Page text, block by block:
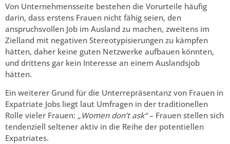
Von Unternehmensseite bestehen die Vorurteile häufig
darin, dass erstens Frauen nicht fähig seien, den
anspruchsvollen Job im Ausland zu machen, zweitens im
Zielland mit negativen Stereotypisierungen zu kämpfen
hätten, daher keine guten Netzwerke aufbauen könnten,
und drittens gar kein Interesse an einem Auslandsjob
hätten.
Ein weiterer Grund für die Unterrepräsentanz von Frauen in
Expatriate Jobs liegt laut Umfragen in der traditionellen
Rolle vieler Frauen: „Women don’t ask“– Frauen stellen sich
tendenziell seltener aktiv in die Reihe der potentiellen
Expatriates.